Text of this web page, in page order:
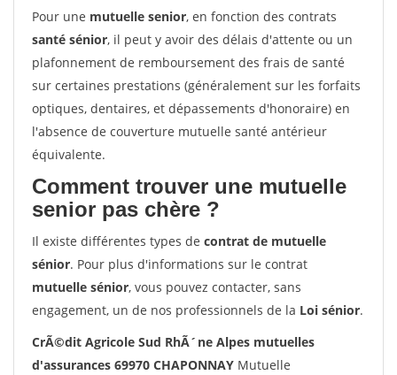
Pour une mutuelle senior, en fonction des contrats
santé sénior, il peut y avoir des délais d'attente ou un
plafonnement de remboursement des frais de santé
sur certaines prestations (généralement sur les forfaits
optiques, dentaires, et dépassements d'honoraire) en
l'absence de couverture mutuelle santé antérieur
équivalente.
Comment trouver une mutuelle
senior pas chère ?
Il existe différentes types de contrat de mutuelle
sénior. Pour plus d'informations sur le contrat
mutuelle sénior, vous pouvez contacter, sans
engagement, un de nos professionnels de la Loi sénior.
CrÃ©dit Agricole Sud RhÃ´ne Alpes mutuelles
d'assurances 69970 CHAPONNAY Mutuelle